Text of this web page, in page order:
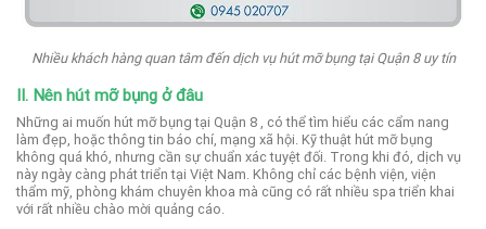
Nhiều khách hàng quan tâm đến dịch vụ hút mỡ bụng tại Quận 8 uy tín
II. Nên hút mỡ bụng ở đâu
Những ai muốn hút mỡ bụng tại Quận 8 , có thể tìm hiểu các cẩm nang
làm đẹp, hoặc thông tin báo chí, mạng xã hội. Kỹ thuật hút mỡ bụng
không quá khó, nhưng cần sự chuẩn xác tuyệt đối. Trong khi đó, dịch vụ
này ngày càng phát triển tại Việt Nam. Không chỉ các bệnh viện, viện
thẩm mỹ, phòng khám chuyên khoa mà cũng có rất nhiều spa triển khai
với rất nhiều chào mời quảng cáo.